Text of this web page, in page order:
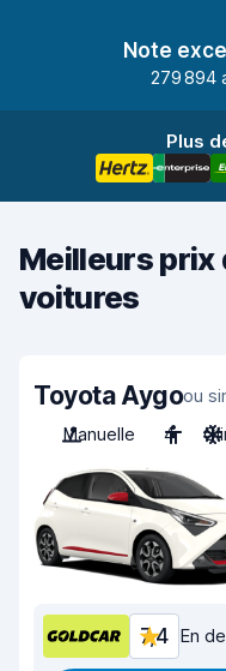
Note
279 894
Plus
Meilleurs prix
voitures
Toyota Aygoou
Manuelle
4
7,4 En